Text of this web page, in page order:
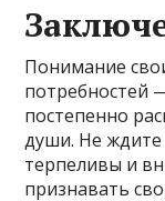
Понимание
потребностей
постепенно
души. Не ждите
терпеливы и
признавать